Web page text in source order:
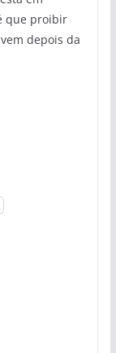
que proibir
depois da